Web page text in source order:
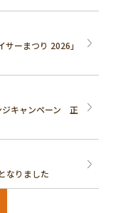
ーまつり 2026」
ジキャンペーン 正
なりました